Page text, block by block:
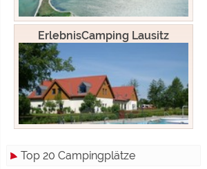
ErlebnisCamping Lausitz
Top 20 Campingplätze